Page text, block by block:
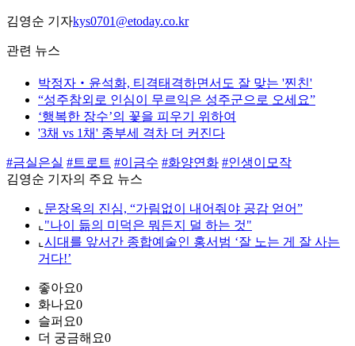
김영순 기자kys0701@etoday.co.kr
관련 뉴스
박정자‧윤석화, 티격태격하면서도 잘 맞는 '찐친'
“성주참외로 인심이 무르익은 성주군으로 오세요”
‘행복한 장수’의 꽃을 피우기 위하여
'3채 vs 1채' 종부세 격차 더 커진다
#금실은실 #트로트 #이금수 #화양연화 #인생이모작
김영순 기자의 주요 뉴스
⌞ 문장옥의 진심, “가림없이 내어줘야 공감 얻어”
⌞ "나이 듦의 미덕은 뭐든지 덜 하는 것"
⌞ 시대를 앞서간 종합예술인 홍서범 ‘잘 노는 게 잘 사는
거다!’
좋아요0
화나요0
슬퍼요0
더 궁금해요0